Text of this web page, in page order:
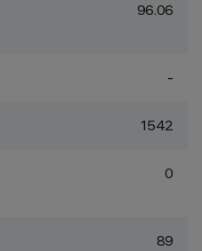
96.06
-
1542
0
89